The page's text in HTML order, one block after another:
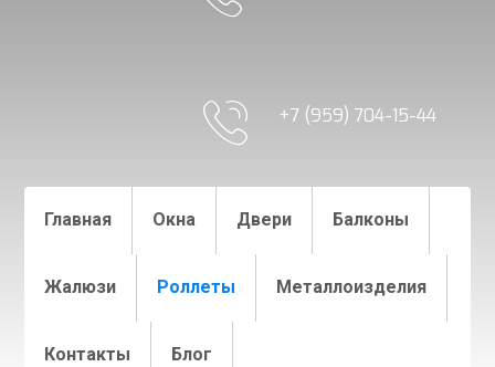
+7 (959) 704-15-44
Главная Окна Двери Балконы
Жалюзи Роллеты Металлоизделия
Контакты Блог
Роллеты и
гаражные ворота